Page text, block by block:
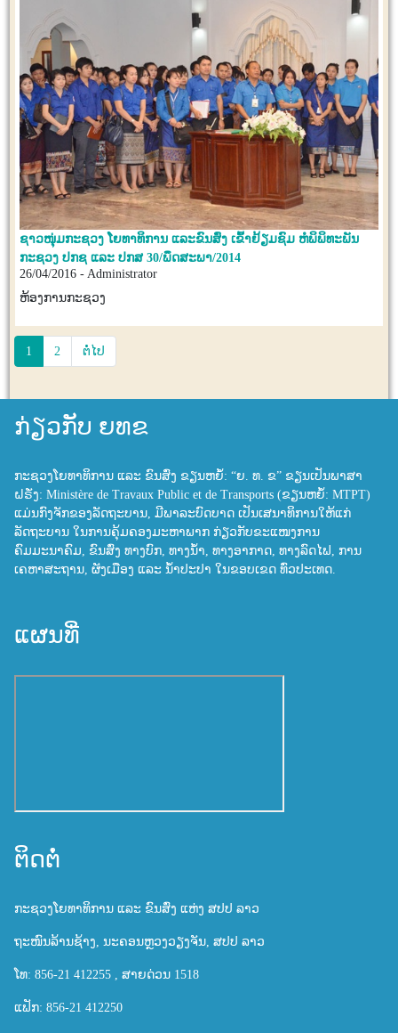
ຊາວໜຸ່ມກະຊວງ ໂຍທາທິການ ແລະຂົນສົ່ງ ເຂົ້າຢ້ຽມຊົມ ຫໍພິພິທະພັນ
ກະຊວງ ປກຊ ແລະ ປກສ 30/ພຶດສະພາ/2014
26/04/2016 - Administrator
ຫ້ອງການກະຊວງ
1 2 ຕໍ່ໄປ
ກ່ຽວກັບ ຍທຂ
ກະຊວງໂຍທາທິການ ແລະ ຂົນສົ່ງ ຂຽນຫຍໍ້: “ຍ. ທ. ຂ” ຂຽນເປັນພາສາ
ຝຣັ່ງ: Ministère de Travaux Public et de Transports (ຂຽນຫຍໍ້: MTPT)
ແມ່ນກົງຈັກຂອງລັດຖະບານ, ມີພາລະບົດບາດ ເປັນເສນາທິການໃຫ້ແກ່
ລັດຖະບານ ໃນການຄຸ້ມຄອງມະຫາພາກ ກ່ຽວກັບຂະແໜງການ
ຄົມມະນາຄົມ, ຂົນສົ່ງ ທາງບົກ, ທາງນ້ຳ, ທາງອາກາດ, ທາງລົດໄຟ, ການ
ເຄຫາສະຖານ, ຜັງເມືອງ ແລະ ນ້ຳປະປາ ໃນຂອບເຂດ ທົ່ວປະເທດ.
ແຜນທີ່
ຕິດຕໍ່
ກະຊວງໂຍທາທິການ ແລະ ຂົນສົ່ງ ແຫ່ງ ສປປ ລາວ
ຖະໜົນລ້ານຊ້າງ, ນະຄອນຫຼວງວຽງຈັນ, ສປປ ລາວ
ໂທ: 856-21 412255 , ສາຍດ່ວນ 1518
ແຟັກ: 856-21 412250